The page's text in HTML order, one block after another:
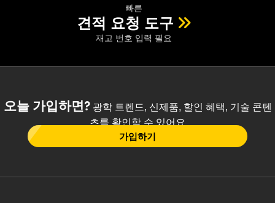
빠른
견적 요청 도구
재고 번호 입력 필요
오늘 가입하면?광학 트렌드, 신제품, 할인 혜택, 기술 콘텐
츠를 확인할 수 있어요
가입하기